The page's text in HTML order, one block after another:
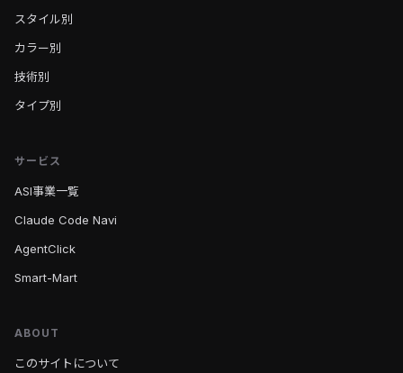
スタイル別
カラー別
技術別
タイプ別
サービス
ASI事業一覧
Claude Code Navi
AgentClick
Smart-Mart
ABOUT
このサイトについて